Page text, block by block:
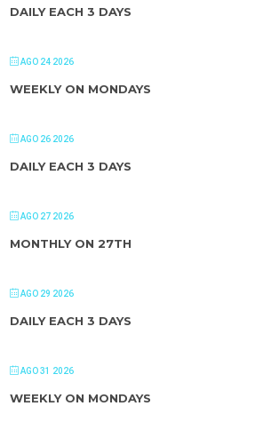
DAILY EACH 3 DAYS
AGO 24 2026
WEEKLY ON MONDAYS
AGO 26 2026
DAILY EACH 3 DAYS
AGO 27 2026
MONTHLY ON 27TH
AGO 29 2026
DAILY EACH 3 DAYS
AGO 31 2026
WEEKLY ON MONDAYS